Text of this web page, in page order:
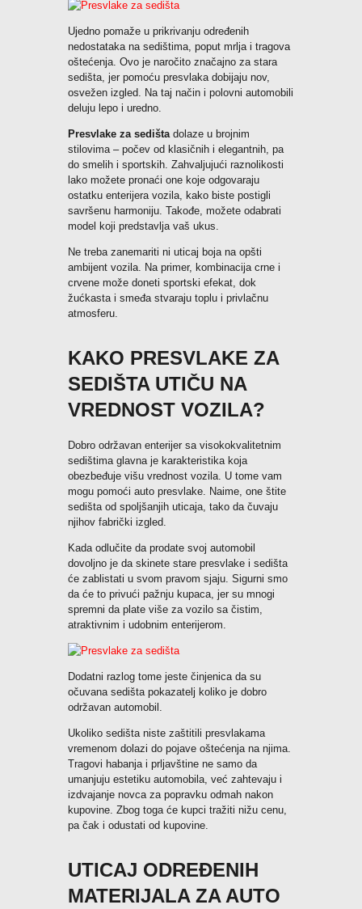
Ujedno pomaže u prikrivanju određenih
nedostataka na sedištima, poput mrlja i tragova
oštećenja. Ovo je naročito značajno za stara
sedišta, jer pomoću presvlaka dobijaju nov,
osvežen izgled. Na taj način i polovni automobili
deluju lepo i uredno.
Presvlake za sedišta dolaze u brojnim
stilovima – počev od klasičnih i elegantnih, pa
do smelih i sportskih. Zahvaljujući raznolikosti
lako možete pronaći one koje odgovaraju
ostatku enterijera vozila, kako biste postigli
savršenu harmoniju. Takođe, možete odabrati
model koji predstavlja vaš ukus.
Ne treba zanemariti ni uticaj boja na opšti
ambijent vozila. Na primer, kombinacija crne i
crvene može doneti sportski efekat, dok
žućkasta i smeđa stvaraju toplu i privlačnu
atmosferu.
KAKO PRESVLAKE ZA
SEDIŠTA UTIČU NA
VREDNOST VOZILA?
Dobro održavan enterijer sa visokokvalitetnim
sedištima glavna je karakteristika koja
obezbeđuje višu vrednost vozila. U tome vam
mogu pomoći auto presvlake. Naime, one štite
sedišta od spoljšanjih uticaja, tako da čuvaju
njihov fabrički izgled.
Kada odlučite da prodate svoj automobil
dovoljno je da skinete stare presvlake i sedišta
će zablistati u svom pravom sjaju. Sigurni smo
da će to privući pažnju kupaca, jer su mnogi
spremni da plate više za vozilo sa čistim,
atraktivnim i udobnim enterijerom.
Dodatni razlog tome jeste činjenica da su
očuvana sedišta pokazatelj koliko je dobro
održavan automobil.
Ukoliko sedišta niste zaštitili presvlakama
vremenom dolazi do pojave oštećenja na njima.
Tragovi habanja i prljavštine ne samo da
umanjuju estetiku automobila, već zahtevaju i
izdvajanje novca za popravku odmah nakon
kupovine. Zbog toga će kupci tražiti nižu cenu,
pa čak i odustati od kupovine.
UTICAJ ODREĐENIH
MATERIJALA ZA AUTO